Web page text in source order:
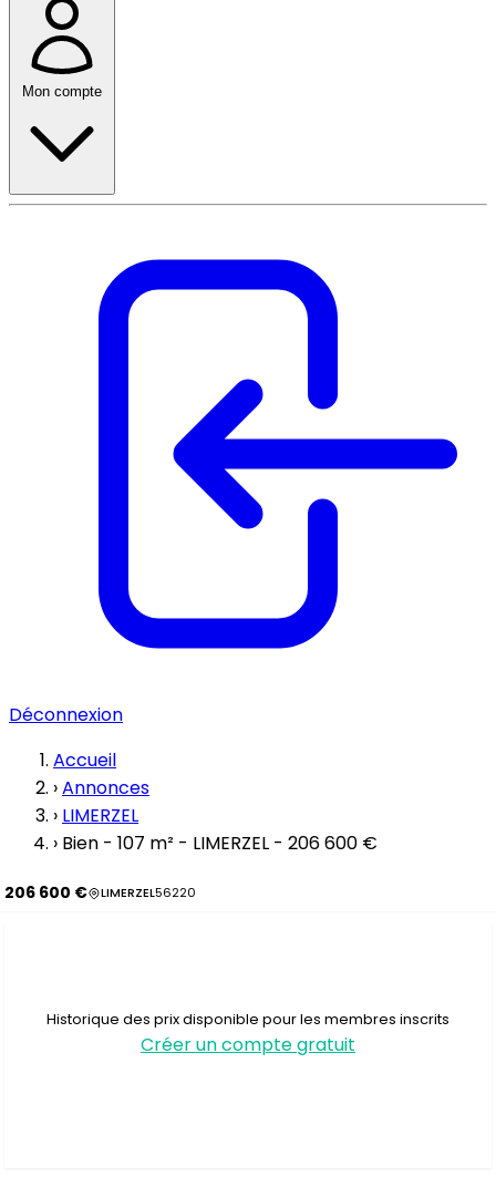
Mon compte
Déconnexion
Accueil
›Annonces
› LIMERZEL
› Bien - 107 m² - LIMERZEL - 206 600 €
206 600 € LIMERZEL56220
Historique des prix disponible pour les membres inscrits
Créer un compte gratuit